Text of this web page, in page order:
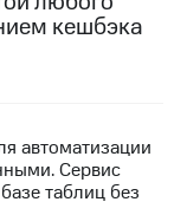
кешбэка
автоматизации
Сервис
таблиц без